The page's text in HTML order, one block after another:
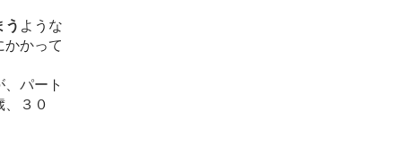
う ような
かかって
パート
３０